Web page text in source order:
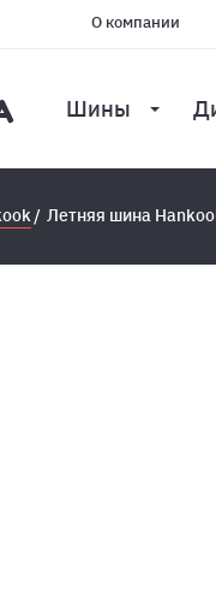
О компании
Шины
Летняя шина